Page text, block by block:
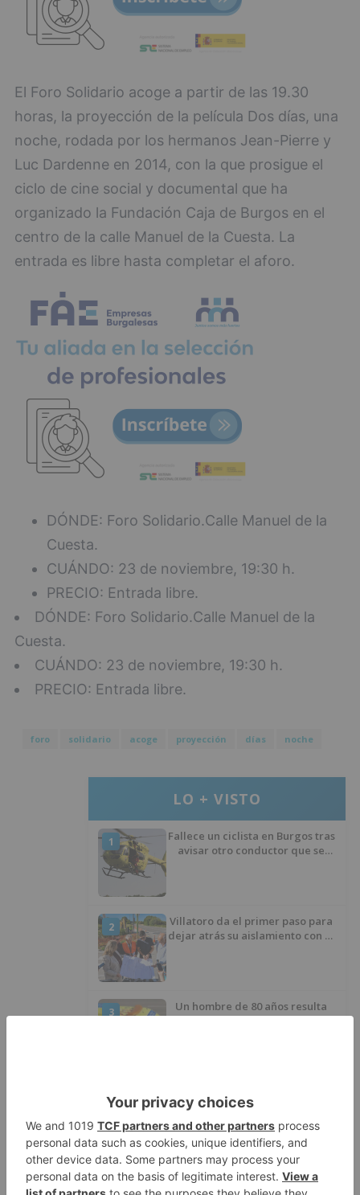
El Foro Solidario acoge a partir de las 19.30
horas, la proyección de la película Dos días, una
noche, rodada por los hermanos Jean-Pierre y
Luc Dardenne en 2014, con la que prosigue el
ciclo de cine social y documental que ha
organizado la Fundación Caja de Burgos en el
centro de la calle Manuel de la Cuesta. La
entrada es libre hasta completar el aforo.
DÓNDE: Foro Solidario.Calle Manuel de la
Cuesta.
CUÁNDO: 23 de noviembre, 19:30 h.
PRECIO: Entrada libre.
DÓNDE: Foro Solidario.Calle Manuel de la
Cuesta.
CUÁNDO: 23 de noviembre, 19:30 h.
PRECIO: Entrada libre.
foro solidario acoge proyección días noche
LO + VISTO
1
Fallece un ciclista en Burgos tras
avisar otro conductor que se
2
Villatoro da el primer paso para
dejar atrás su aislamiento con el
3
Un hombre de 80 años resulta
herido en Burgos tras la colisión
4
el día de su patrón
5
La Guardia Civil desmonta la
versión de un repartidor tras